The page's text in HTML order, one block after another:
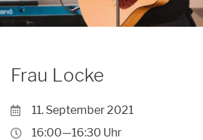
Archiv
Unpluggedival Fête 2026
Übersicht
Caroussel
Kontakt
Frau Locke
11. September 2021
16:00—16:30 Uhr